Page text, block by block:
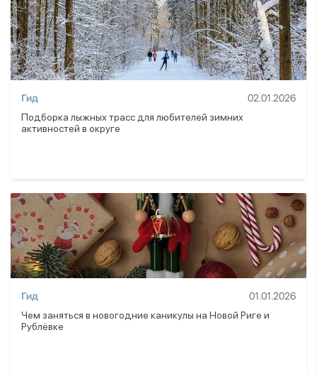
Гид
02.01.2026
Подборка лыжных трасс для любителей зимних
активностей в округе
Гид
01.01.2026
Чем заняться в новогодние каникулы на Новой Риге и
Рублёвке